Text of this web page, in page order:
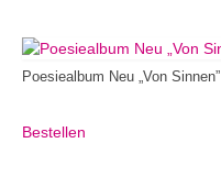
Poesiealbum Neu „Von Sinnen”
Bestellen